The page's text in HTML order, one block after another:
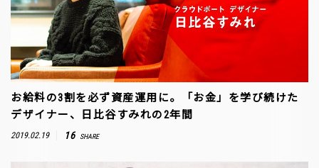
お給料の3割を必ず資産運用に。「お金」を学び続けた
デザイナー、日比谷すみれの2年間
2019.02.19 16 SHARE